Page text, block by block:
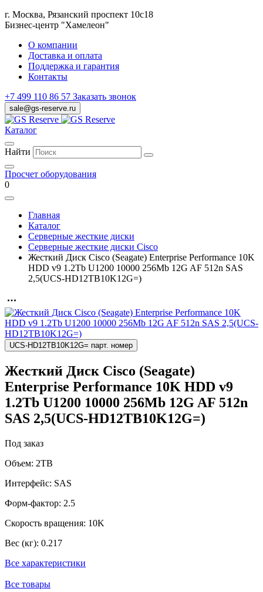
г. Москва, Рязанский проспект 10с18
Бизнес-центр "Хамелеон"
О компании
Доставка и оплата
Поддержка и гарантия
Контакты
+7 499 110 86 57 Заказать звонок
sale@gs-reserve.ru
Каталог
Найти
Просчет оборудования
0
Главная
Каталог
Серверные жесткие диски
Серверные жесткие диски Cisco
Жесткий Диск Cisco (Seagate) Enterprise Performance 10K
HDD v9 1.2Tb U1200 10000 256Mb 12G AF 512n SAS
2,5(UCS-HD12TB10K12G=)
UCS-HD12TB10K12G= парт. номер
Жесткий Диск Cisco (Seagate)
Enterprise Performance 10K HDD v9
1.2Tb U1200 10000 256Mb 12G AF 512n
SAS 2,5(UCS-HD12TB10K12G=)
Под заказ
Объем: 2TB
Интерфейс: SAS
Форм-фактор: 2.5
Скорость вращения: 10K
Вес (кг): 0.217
Все характеристики
Все товары